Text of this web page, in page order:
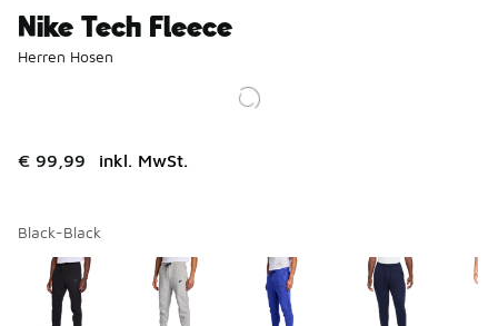
Nike Tech Fleece
Herren Hosen
€ 99,99 inkl. MwSt.
Black-Black
Seite 1 von 3 zeigt die Farben 1 bis 10 von 24 an.
Bitte wählen Sie einen Stil aus *